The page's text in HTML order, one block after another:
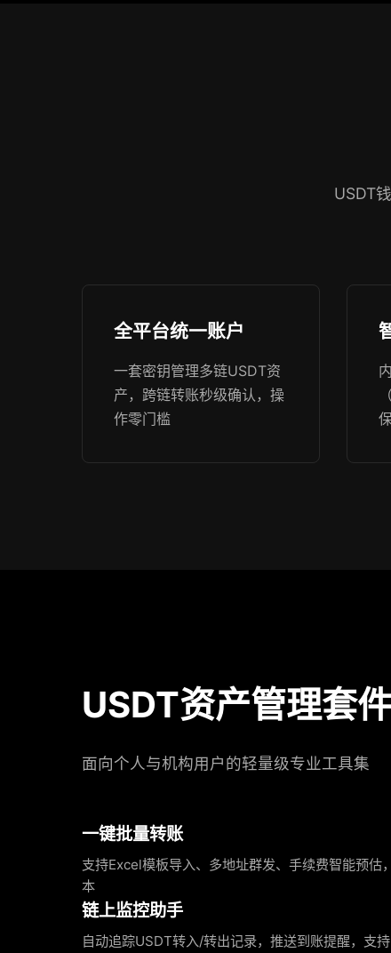
USDT
全平台统一账户
一套密钥管理多链USDT资
产，跨链转账秒级确认，操
作零门槛
USDT资产管理套
面向个人与机构用户的轻量级专业工具集
一键批量转账
支持Excel模板导入、多地址群发、手续费智能预估
本
链上监控助手
自动追踪USDT转入/转出记录，推送到账提醒，支